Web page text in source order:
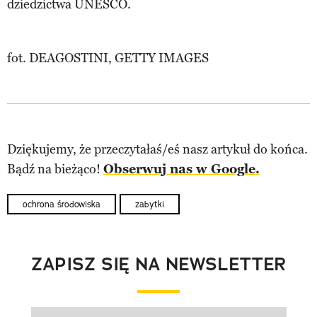
dziedzictwa UNESCO.
fot. DEAGOSTINI, GETTY IMAGES
Dziękujemy, że przeczytałaś/eś nasz artykuł do końca.
Bądź na bieżąco! Obserwuj nas w Google.
ochrona środowiska zabytki
ZAPISZ SIĘ NA NEWSLETTER